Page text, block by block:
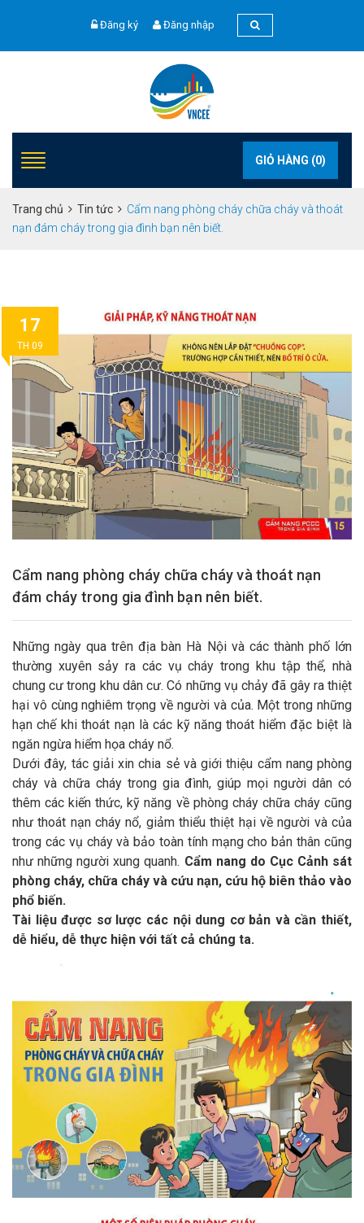
Đăng ký Đăng nhập
GIỎ HÀNG (0)
Trang chủ Tin tức
Cẩm nang phòng cháy chữa cháy và thoát
nạn đám cháy trong gia đình bạn nên biết.
17
TH 09
Cẩm nang phòng cháy chữa cháy và thoát nạn
đám cháy trong gia đình bạn nên biết.
Những ngày qua trên địa bàn Hà Nội và các thành phố lớn
thường xuyên sảy ra các vụ cháy trong khu tập thể, nhà
chung cư trong khu dân cư. Có những vụ chảy đã gây ra thiệt
hại vô cùng nghiêm trọng về người và của. Một trong những
hạn chế khi thoát nạn là các kỹ năng thoát hiểm đặc biệt là
ngăn ngừa hiểm họa cháy nổ.
Dưới đây, tác giải xin chia sẻ và giới thiệu cẩm nang phòng
cháy và chữa cháy trong gia đình, giúp mọi người dân có
thêm các kiến thức, kỹ năng về phòng cháy chữa cháy cũng
như thoát nạn cháy nổ, giảm thiểu thiệt hại về người và của
trong các vụ cháy và bảo toàn tính mạng cho bản thân cũng
như những người xung quanh. Cẩm nang do Cục Cảnh sát
phòng cháy, chữa cháy và cứu nạn, cứu hộ biên thảo vào
phổ biến.
Tài liệu được sơ lược các nội dung cơ bản và cần thiết,
dễ hiểu, dễ thực hiện với tất cả chúng ta.